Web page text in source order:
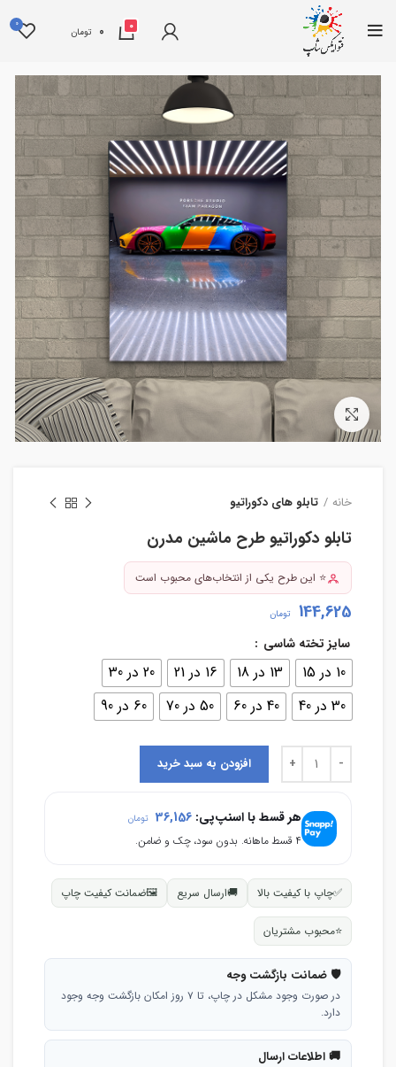
0
0 تومان
0
بزرگنمایی تصویر
خانه تابلو های دکوراتیو
تابلو دکوراتیو طرح ماشین مدرن
⭐ این طرح یکی از انتخاب‌های محبوب است
144,625 تومان
سایز تخته شاسی
10 در 15 13 در 18 16 در 21
20 در 30
30 در 40
40 در 60 50 در 70 60 در 90
افزودن به سبد خرید
هر قسط با اسنپ‌پی: 36,156 تومان
۴ قسط ماهانه. بدون سود، چک و ضامن.
✅چاپ با کیفیت بالا 🚚ارسال سریع 🖼ضمانت کیفیت چاپ
⭐محبوب مشتریان
🛡 ضمانت بازگشت وجه
در صورت وجود مشکل در چاپ، تا ۷ روز امکان بازگشت وجه وجود
دارد.
🚚 اطلاعات ارسال